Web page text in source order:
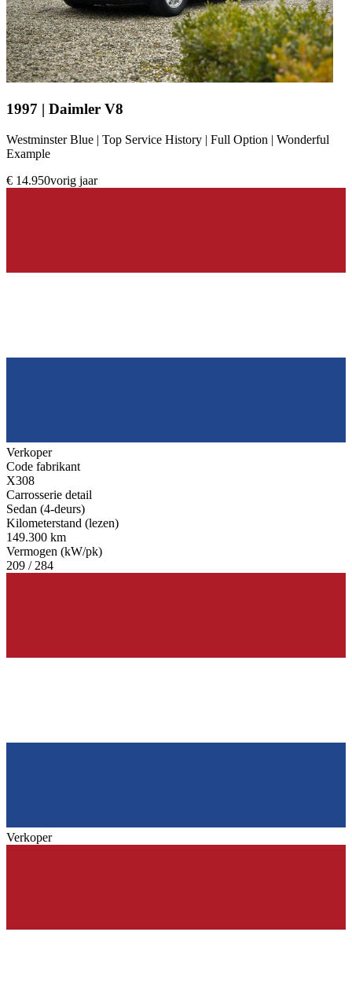
1997 | Daimler V8
Westminster Blue | Top Service History | Full Option | Wonderful
Example
€ 14.950vorig jaar
Verkoper
Code fabrikant
X308
Carrosserie detail
Sedan (4-deurs)
Kilometerstand (lezen)
149.300 km
Vermogen (kW/pk)
209 / 284
Verkoper